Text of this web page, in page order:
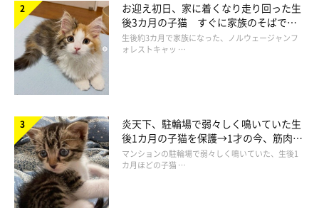
お迎え初日、家に着くなり走り回った生
後3カ月の子猫 すぐに家族のそばで落
ち着く姿に「迎えてよかった」
生後約3カ月で家族になった、ノルウェージャンフ
ォレストキャッ …
炎天下、駐輪場で弱々しく鳴いていた生
後1カ月の子猫を保護→1才の今、筋肉質
でツンデレなコに成長
マンションの駐輪場で弱々しく鳴いていた、生後1
カ月ほどの子猫 …